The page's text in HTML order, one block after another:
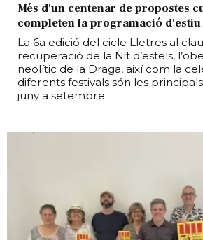
Més d'un centenar de propostes
completen la programació d'estiu
La 6a edició del cicle Lletres al
recuperació de la Nit d’estels,
neolític de la Draga, així com la
diferents festivals són les
juny a setembre.